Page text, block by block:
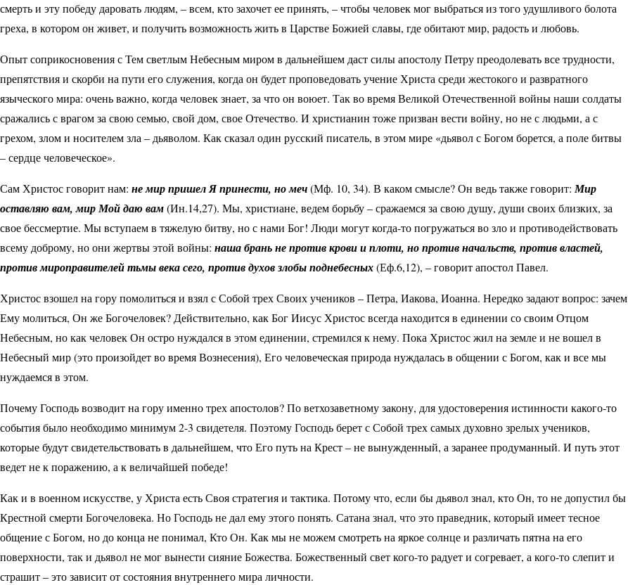
смерть и эту победу даровать людям, – всем, кто захочет ее принять, – чтобы человек мог выбраться из того удушливого болота
греха, в котором он живет, и получить возможность жить в Царстве Божией славы, где обитают мир, радость и любовь.
Опыт соприкосновения с Тем светлым Небесным миром в дальнейшем даст силы апостолу Петру преодолевать все трудности,
препятствия и скорби на пути его служения, когда он будет проповедовать учение Христа среди жестокого и развратного
языческого мира: очень важно, когда человек знает, за что он воюет. Так во время Великой Отечественной войны наши солдаты
сражались с врагом за свою семью, свой дом, свое Отечество. И христианин тоже призван вести войну, но не с людьми, а с
грехом, злом и носителем зла – дьяволом. Как сказал один русский писатель, в этом мире «дьявол с Богом борется, а поле битвы
– сердце человеческое».
Сам Христос говорит нам: не мир пришел Я принести, но меч(Мф. 10, 34). В каком смысле? Он ведь также говорит:Мир
оставляю вам, мир Мой даю вам(Ин.14,27). Мы, христиане, ведем борьбу – сражаемся за свою душу, души своих близких, за
свое бессмертие. Мы вступаем в тяжелую битву, но с нами Бог! Люди могут когда-то погружаться во зло и противодействовать
всему доброму, но они жертвы этой войны: наша брань не против крови и плоти, но против начальств, против властей,
против мироправителей тьмы века сего, против духов злобы поднебесных(Еф.6,12), – говорит апостол Павел.
Христос взошел на гору помолиться и взял с Собой трех Своих учеников – Петра, Иакова, Иоанна. Нередко задают вопрос: зачем
Ему молиться, Он же Богочеловек? Действительно, как Бог Иисус Христос всегда находится в единении со своим Отцом
Небесным, но как человек Он остро нуждался в этом единении, стремился к нему. Пока Христос жил на земле и не вошел в
Небесный мир (это произойдет во время Вознесения), Его человеческая природа нуждалась в общении с Богом, как и все мы
нуждаемся в этом.
Почему Господь возводит на гору именно трех апостолов? По ветхозаветному закону, для удостоверения истинности какого-то
события было необходимо минимум 2-3 свидетеля. Поэтому Господь берет с Собой трех самых духовно зрелых учеников,
которые будут свидетельствовать в дальнейшем, что Его путь на Крест – не вынужденный, а заранее продуманный. И путь этот
ведет не к поражению, а к величайшей победе!
Как и в военном искусстве, у Христа есть Своя стратегия и тактика. Потому что, если бы дьявол знал, кто Он, то не допустил бы
Крестной смерти Богочеловека. Но Господь не дал ему этого понять. Сатана знал, что это праведник, который имеет тесное
общение с Богом, но до конца не понимал, Кто Он. Как мы не можем смотреть на яркое солнце и различать пятна на его
поверхности, так и дьявол не мог вынести сияние Божества. Божественный свет кого-то радует и согревает, а кого-то слепит и
страшит – это зависит от состояния внутреннего мира личности.